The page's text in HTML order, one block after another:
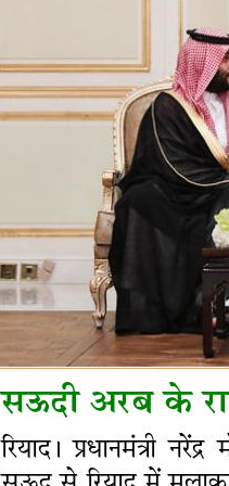
सऊदी अरब के
रियाद। प्रधानमंत्री